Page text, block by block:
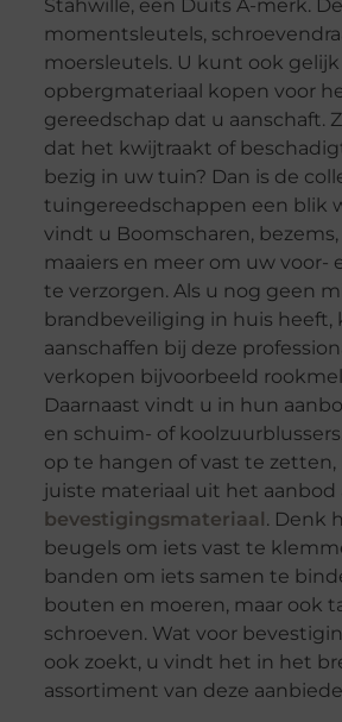
Stahwille, een Duits A-merk.
momentsleutels,
moersleutels. U kunt ook gelijk
opbergmateriaal kopen voor
gereedschap dat u aanschaft.
dat het kwijtraakt of
bezig in uw tuin? Dan is de
tuingereedschappen een blik
vindt u Boomscharen,
maaiers en meer om uw voor-
te verzorgen. Als u nog geen
brandbeveiliging in huis heeft,
aanschaffen bij deze
verkopen bijvoorbeeld
Daarnaast vindt u in hun
en schuim- of
op te hangen of vast te
juiste materiaal uit het aanbod
bevestigingsmateriaal. Denk
beugels om iets vast te
banden om iets samen te
bouten en moeren, maar ook
schroeven. Wat voor
ook zoekt, u vindt het in het
assortiment van deze